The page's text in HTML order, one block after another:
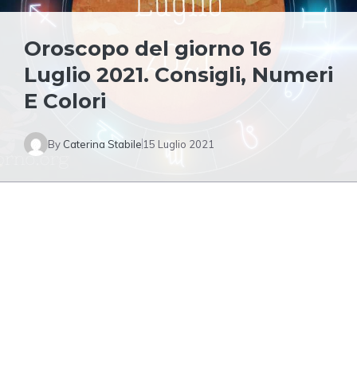
Oroscopo del giorno 16
Luglio 2021. Consigli, Numeri
E Colori
By Caterina Stabile 15 Luglio 2021